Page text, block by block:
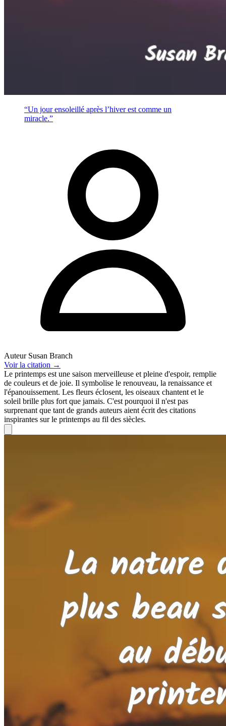
“Un jour ensoleillé après l’hiver est comme un
miracle.”
Auteur Susan Branch
Voirla citation →
Le printemps est une saison merveilleuse et pleine d'espoir, remplie
de couleurs et de joie. Il symbolise le renouveau, la renaissance et
l'épanouissement. Les fleurs éclosent, les oiseaux chantent et le
soleil brille plus fort que jamais. C'est pourquoi il n'est pas
surprenant que tant de grands auteurs aient écrit des citations
inspirantes sur le printemps au fil des siècles.